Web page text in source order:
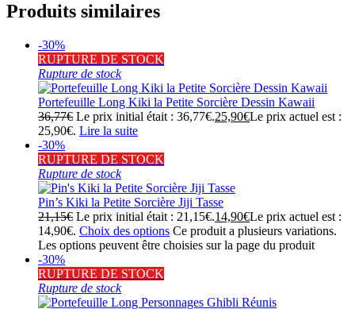
Produits similaires
-30%
RUPTURE DE STOCK
Rupture de stock
Portefeuille Long Kiki la Petite Sorcière Dessin Kawaii
36,77€ Le prix initial était : 36,77€.25,90€Le prix actuel est :
25,90€. Lire la suite
-30%
RUPTURE DE STOCK
Rupture de stock
Pin’s Kiki la Petite Sorcière Jiji Tasse
21,15€ Le prix initial était : 21,15€.14,90€Le prix actuel est :
14,90€. Choix des options Ce produit a plusieurs variations.
Les options peuvent être choisies sur la page du produit
-30%
RUPTURE DE STOCK
Rupture de stock